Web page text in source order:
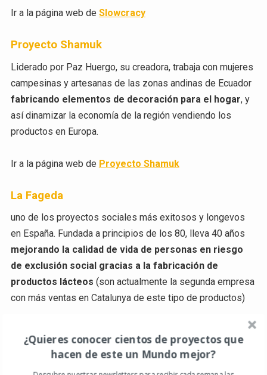
Ir a la página web de Slowcracy
Proyecto Shamuk
Liderado por Paz Huergo, su creadora, trabaja con mujeres
campesinas y artesanas de las zonas andinas de Ecuador
fabricando elementos de decoración para el hogar, y
así dinamizar la economía de la región vendiendo los
productos en Europa.
Ir a la página web de Proyecto Shamuk
La Fageda
uno de los proyectos sociales más exitosos y longevos
en España. Fundada a principios de los 80, lleva 40 años
mejorando la calidad de vida de personas en riesgo
de exclusión social gracias a la fabricación de
productos lácteos (son actualmente la segunda empresa
con más ventas en Catalunya de este tipo de productos)
Huertos in the Sky
¿Quieres conocer cientos de proyectos que
hacen de este un Mundo mejor?